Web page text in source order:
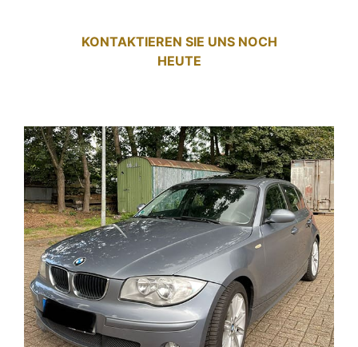
KONTAKTIEREN SIE UNS NOCH
HEUTE